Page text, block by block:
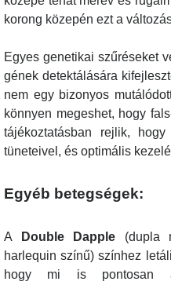
korong közepén ezt a
Egyes genetikai szűréseket
gének detektálására
nem egy bizonyos
könnyen megeshet, hogy
tájékoztatásban rejlik,
tüneteivel, és optimális
Egyéb betegségek:
A Double Dapple (dupla
harlequin színű) színhez
hogy mi is pontosan